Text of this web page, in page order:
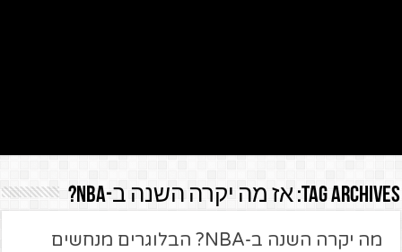
Tag Archives: אז מה יקרה השנה ב-NBA?
מה יקרה השנה ב-NBA? הבלוגרים מנחשים